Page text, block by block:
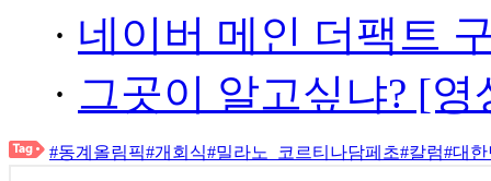
· 네이버 메인 더팩트
· 그곳이 알고싶냐? [
#동계올림픽#개회식#밀라노_코르티나담페초#칼럼#대